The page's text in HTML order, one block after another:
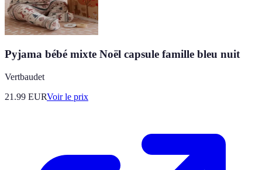
Pyjama bébé mixte Noël capsule famille bleu nuit
Vertbaudet
21.99 EURVoir le prix